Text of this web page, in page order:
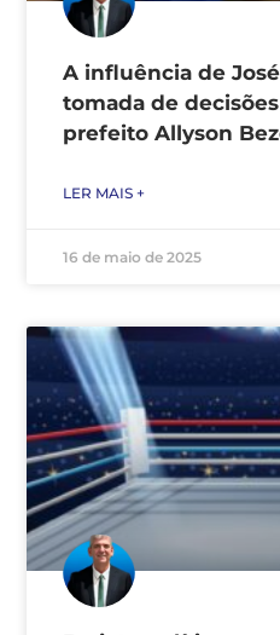
A influência de
tomada de
prefeito Allyson
LER MAIS +
16 de maio de 2025